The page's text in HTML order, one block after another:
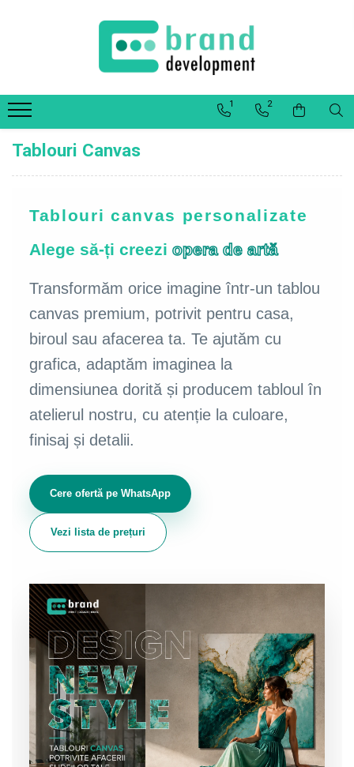
Office Elixir Capsule
Postere
1 2
Tablouri Canvas
Tablouri canvas personalizate
Alege să-ți creezi opera de artă
Transformăm orice imagine într-un tablou
canvas premium, potrivit pentru casa,
biroul sau afacerea ta. Te ajutăm cu
grafica, adaptăm imaginea la
dimensiunea dorită și producem tabloul în
atelierul nostru, cu atenție la culoare,
finisaj și detalii.
Cere ofertă pe WhatsApp
Vezi lista de prețuri